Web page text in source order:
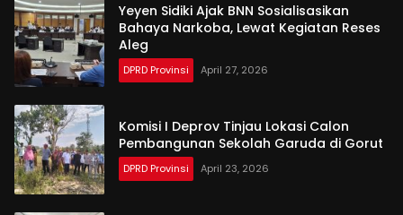
Yeyen Sidiki Ajak BNN Sosialisasikan
Bahaya Narkoba, Lewat Kegiatan Reses
Aleg
DPRD Provinsi April 27, 2026
Komisi I Deprov Tinjau Lokasi Calon
Pembangunan Sekolah Garuda di Gorut
DPRD Provinsi April 23, 2026